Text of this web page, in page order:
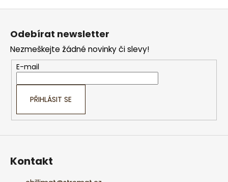
Z
Odebírat newsletter
Nezmeškejte žádné novinky či slevy!
E-mail
PŘIHLÁSIT SE
Kontakt